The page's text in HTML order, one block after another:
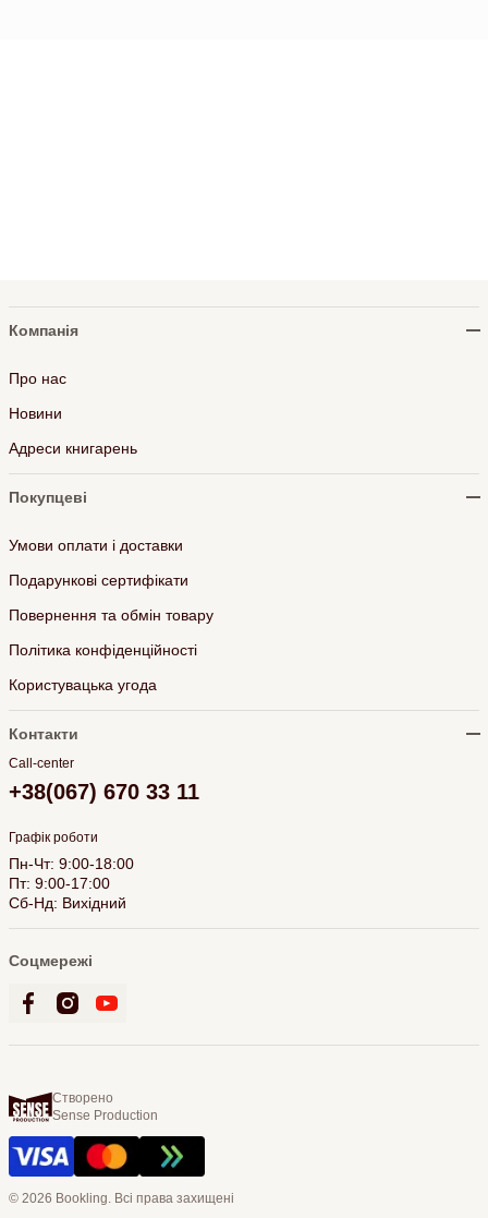
Компанія
Про нас
Новини
Адреси книгарень
Покупцеві
Умови оплати і доставки
Подарункові сертифікати
Повернення та обмін товару
Політика конфіденційності
Користувацька угода
Контакти
Call-center
+38(067) 670 33 11
Графік роботи
Пн-Чт: 9:00-18:00
Пт: 9:00-17:00
Сб-Нд: Вихідний
Соцмережі
Створено
Sense Production
© 2026 Bookling. Всі права захищені